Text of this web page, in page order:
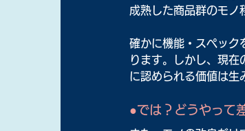
成熟した商品群のモノ
確かに機能・スペック
ります。しかし、現
に認められる価値は生
●では？どうやって